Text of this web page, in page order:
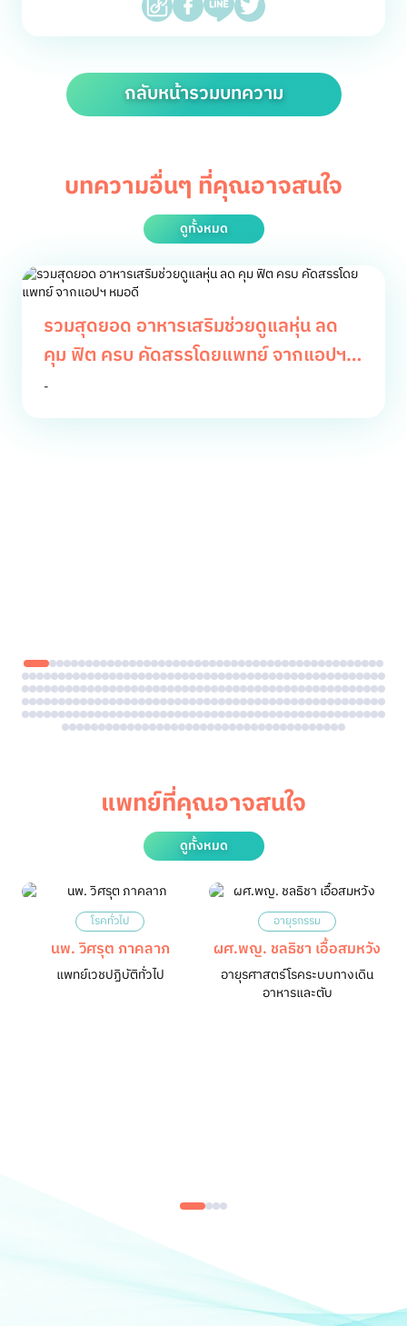
กลับหน้ารวมบทความ
บทความอื่นๆ ที่คุณอาจสนใจ
ดูทั้งหมด
รวมสุดยอด อาหารเสริมช่วยดูแลหุ่น ลด
คุม ฟิต ครบ คัดสรรโดยแพทย์ จากแอปฯ
หมอดี
-
แพทย์ที่คุณอาจสนใจ
ดูทั้งหมด
โรคทั่วไป
นพ. วิศรุต ภาคลาภ
แพทย์เวชปฏิบัติทั่วไป
อายุรกรรม
ผศ.พญ. ชลธิชา เอื้อสมหวัง
อายุรศาสตร์โรคระบบทางเดิน
อาหารและตับ